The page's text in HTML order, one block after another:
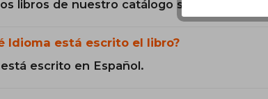
libros de nuestro catálogo son Originales.
Idioma está escrito el libro?
escrito en Español.